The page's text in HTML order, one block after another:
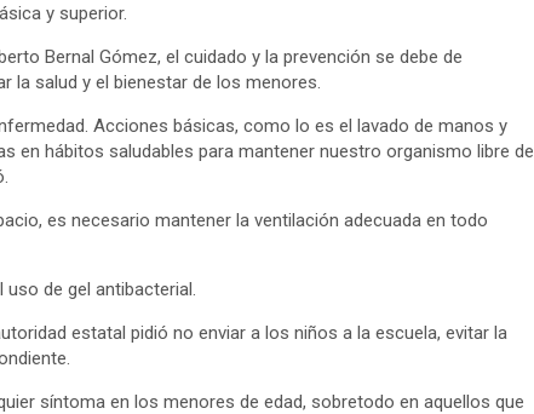
y superior.
Bernal Gómez, el cuidado y la prevención se debe de
la salud y el bienestar de los menores.
Acciones básicas, como lo es el lavado de manos y
en hábitos saludables para mantener nuestro organismo libre de
es necesario mantener la ventilación adecuada en todo
de gel antibacterial.
estatal pidió no enviar a los niños a la escuela, evitar la
síntoma en los menores de edad, sobretodo en aquellos que